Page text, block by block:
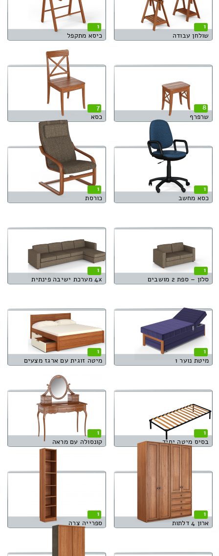
1
שולחן עבודה
1
כיסא מתקפל
8
שרפרף
7
כסא
1
כסא מחשב
1
כורסת
1
סלון – ספת 2 מושבים
1
4x מערכת ישיבה פינתית
1
מיטת נוער 1
1
מיטה זוגית עם ארגז מצעים
1
בסיס מיטה יחיד
1
קונסולה עם מראה
1
ארון 4 דלתות
1
ספרייה צרה